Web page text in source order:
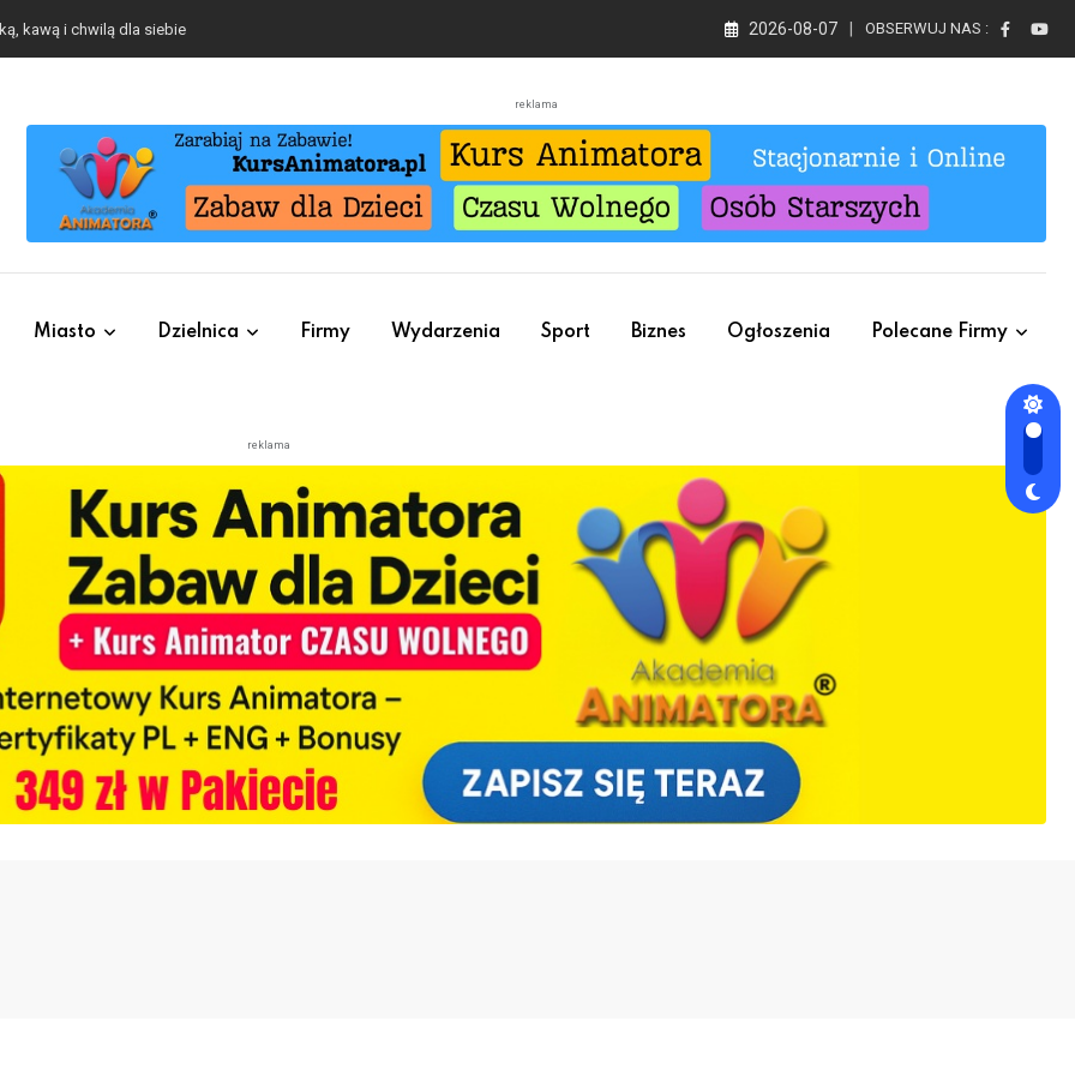
kawą i chwilą dla siebie 2026-08-07 OBSERWUJ NAS :
reklama
Miasto Dzielnica Firmy Wydarzenia Sport Biznes Ogłoszenia Polecane Firmy
reklama